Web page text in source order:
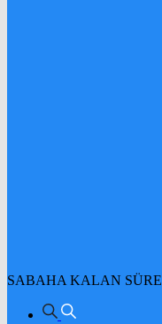
SABAHA KALAN SÜRE